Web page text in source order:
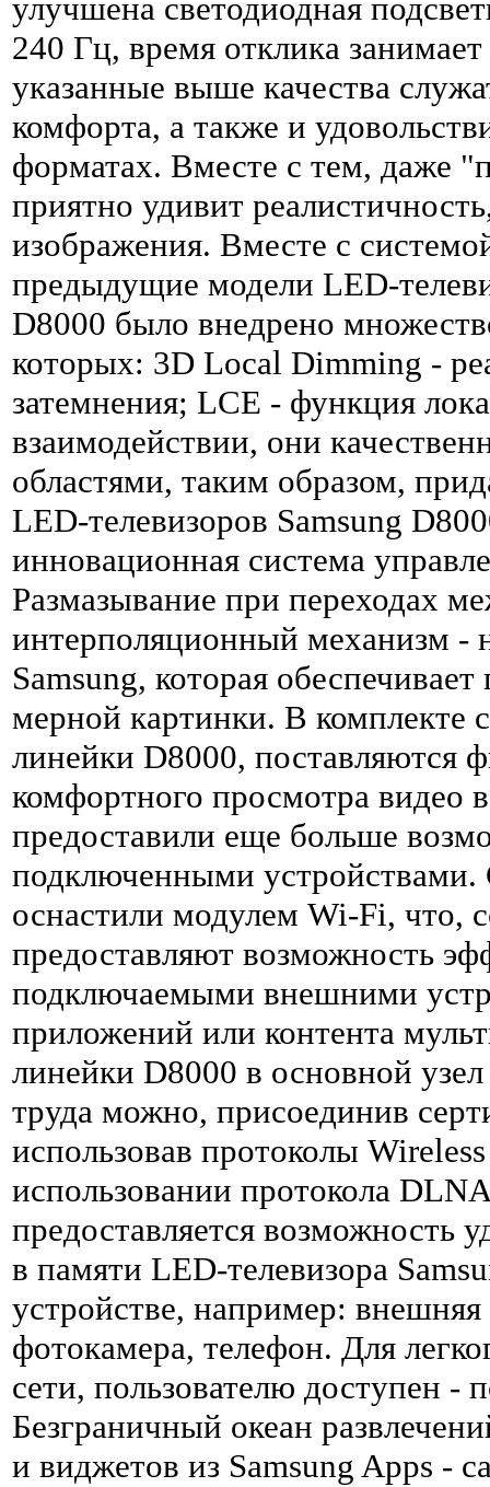
улучшена светодиодная
240 Гц, время отклика
указанные выше качества
комфорта, а также и
форматах. Вместе с тем, даже
приятно удивит
изображения. Вместе с
предыдущие модели LED-
D8000 было внедрено
которых: 3D Local Dimming -
затемнения; LCE - функция
взаимодействии, они
областями, таким образом,
LED-телевизоров Samsung
инновационная система
Размазывание при переходах
интерполяционный механизм -
Samsung, которая
мерной картинки. В комплекте
линейки D8000, поставляются
комфортного просмотра видео
предоставили еще больше
подключенными устройствами.
оснастили модулем Wi-Fi, что,
предоставляют возможность
подключаемыми внешними
приложений или контента
линейки D8000 в основной
труда можно, присоединив
использовав протоколы
использовании протокола
предоставляется возможность
в памяти LED-телевизора
устройстве, например:
фотокамера, телефон. Для
сети, пользователю доступен -
Безграничный океан
и виджетов из Samsung Apps -